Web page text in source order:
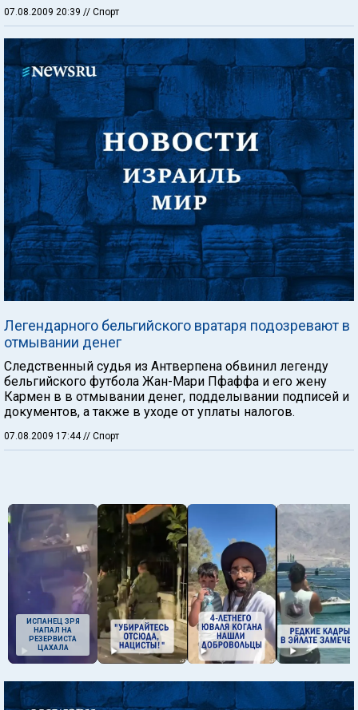
07.08.2009 20:39 // Спорт
Легендарного бельгийского вратаря подозревают в
отмывании денег
Следственный судья из Антверпена обвинил легенду
бельгийского футбола Жан-Мари Пфаффа и его жену
Кармен в в отмывании денег, подделывании подписей и
документов, а также в уходе от уплаты налогов.
07.08.2009 17:44 // Спорт
ИСПАНЕЦ ЗРЯ
НАПАЛ НА
РЕЗЕРВИСТА
ЦАХАЛА